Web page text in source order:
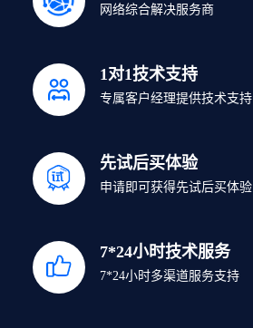
网络综合解决服务商
1对1技术支持
专属客户经理提供技术支持
先试后买体验
申请即可获得先试后买体验
7*24小时技术服务
7*24小时多渠道服务支持